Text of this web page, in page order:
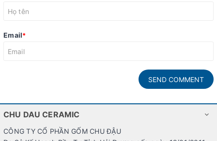
Email*
SEND COMMENT
CHU DAU CERAMIC
CÔNG TY CỔ PHẦN GỐM CHU ĐẬU